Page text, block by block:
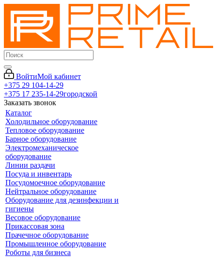
ВойтиМой кабинет
+375 29 104-14-29
+375 17 235-14-29городской
Заказать звонок
Каталог
Холодильное оборудование
Тепловое оборудование
Барное оборудование
Электромеханическое
оборудование
Линии раздачи
Посуда и инвентарь
Посудомоечное оборудование
Нейтральное оборудование
Оборудование для дезинфекции и
гигиены
Весовое оборудование
Прикассовая зона
Прачечное оборудование
Промышленное оборудование
Роботы для бизнеса